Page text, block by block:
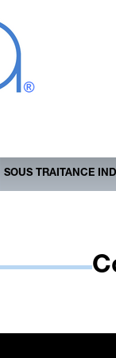
SOUS TRAITANCE